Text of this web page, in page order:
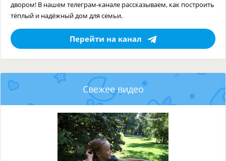
двором! В нашем телеграм-канале рассказываем, как построить
тёплый и надёжный дом для семьи.
Перейти на канал
Свежее видео